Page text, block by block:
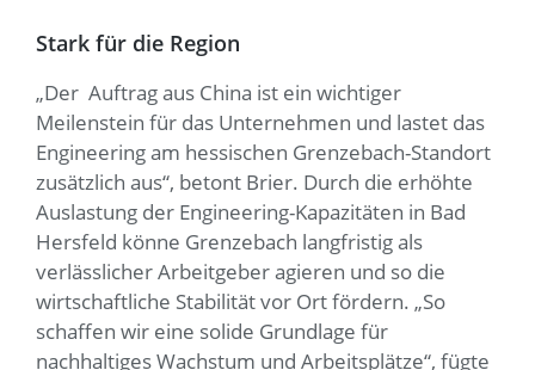
Stark für die Region
„Der Auftrag aus China ist ein wichtiger
Meilenstein für das Unternehmen und lastet das
Engineering am hessischen Grenzebach-Standort
zusätzlich aus“, betont Brier. Durch die erhöhte
Auslastung der Engineering-Kapazitäten in Bad
Hersfeld könne Grenzebach langfristig als
verlässlicher Arbeitgeber agieren und so die
wirtschaftliche Stabilität vor Ort fördern. „So
schaffen wir eine solide Grundlage für
nachhaltiges Wachstum und Arbeitsplätze“, fügte